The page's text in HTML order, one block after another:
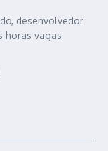
desenvolvedor
horas vagas